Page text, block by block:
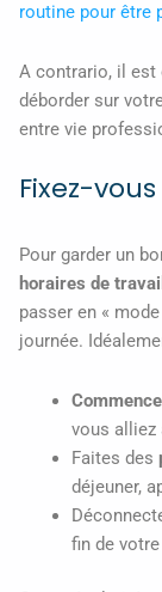
routine pour être
A contrario, il est
déborder sur
entre vie
Fixez-
Pour garder un
horaires de
passer en «
journée.
vous alliez
Faites des
déjeuner,
fin de